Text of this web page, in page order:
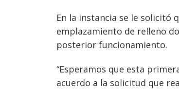
En la instancia se le solicitó
emplazamiento de relleno
posterior funcionamiento.
“Esperamos que esta
acuerdo a la solicitud que